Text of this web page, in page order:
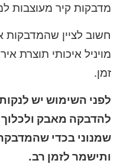
מדבקות קיר מעוצבות
חשוב לציין שהמדבקות
מויניל איכותי תוצרת
זמן.
לפני השימוש יש
להדבקה מאבק
שמנוני בכדי
ותישמר לזמן רב.